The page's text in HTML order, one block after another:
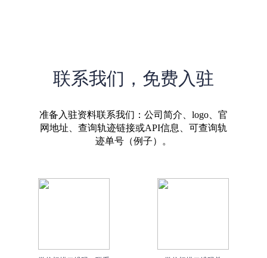
联系我们，免费入驻
准备入驻资料联系我们：公司简介、logo、官
网地址、查询轨迹链接或API信息、可查询轨
迹单号（例子）。